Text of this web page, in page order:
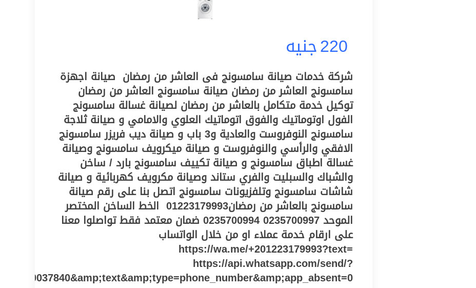
220جنيه
شركة خدمات صيانة سامسونج فى العاشر من رمضان ‎ صيانة اجهزة
توكيل خدمة متكامل بالعاشر من رمضان‎ لصيانة غسالة سامسونج
الفول اوتوماتيك والفوق اتوماتيك العلوي والامامي و صيانة ثلاجة
سامسونج النوفروست والعادية و3 باب و صيانة ديب فريزر سامسونج
الافقي والرأسي والنوفروست و صيانة ميكرويف سامسونج وصيانة
غسالة اطباق سامسونج و صيانة تكييف سامسونج بارد / ساخن
والشباك والسبليت والفري ستاند وصيانة مكرويف كهربائية و صيانة
شاشات سامسونج وتلفزيونات سامسونج اتصل بنا على رقم صيانة
سامسونج بالعاشر من رمضان‎ 01223179993 الخط الساخن المختصر
الموحد 0235700997 0235700994 ضمان معتمد فقط تواصلوا معنا
على ارقام خدمة عملاء او من خلال الواتساب
https://wa.me/+201223179993?text=
https://api.whatsapp.com/send/?